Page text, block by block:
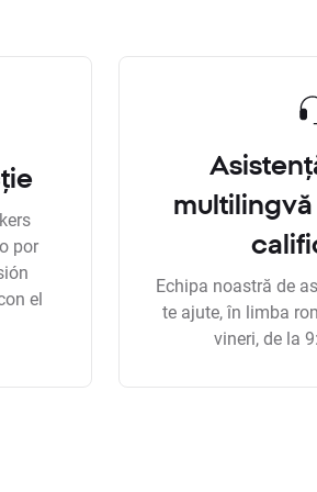
por
el
multilingvă
Echipa noastră de
te ajute, în limba
vineri, de la